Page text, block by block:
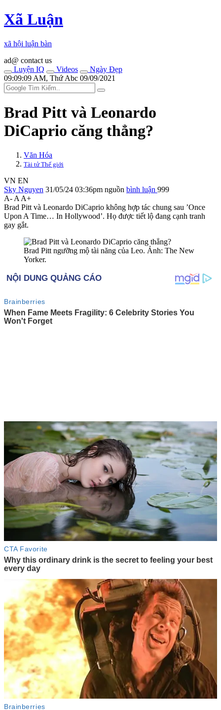
Xã Luận
xã hội luận bàn
ad@ contact us
Luyện IQ
Videos
Ngày Đẹp
09:09:09 AM, Thứ Abc 09/09/2021
Brad Pitt và Leonardo
DiCaprio căng thẳng?
Văn Hóa
Tài tử Thế giới
VN EN
Sky Nguyen 31/05/24 03:36pm nguồn bình luận 999
A- A A+
Brad Pitt và Leonardo DiCaprio không hợp tác chung sau ’Once
Upon A Time… In Hollywood’. Họ được tiết lộ đang cạnh tranh
gay gắt.
Brad Pitt ngưỡng mộ tài năng của Leo. Ảnh: The New
Yorker.